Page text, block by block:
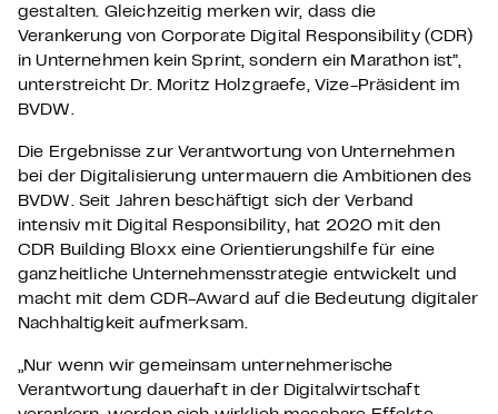
gestalten. Gleichzeitig merken wir, dass die
Verankerung von Corporate Digital Responsibility (CDR)
in Unternehmen kein Sprint, sondern ein Marathon ist”,
unterstreicht Dr. Moritz Holzgraefe, Vize-Präsident im
BVDW.
Die Ergebnisse zur Verantwortung von Unternehmen
bei der Digitalisierung untermauern die Ambitionen des
BVDW. Seit Jahren beschäftigt sich der Verband
intensiv mit Digital Responsibility, hat 2020 mit den
CDR Building Bloxx eine Orientierungshilfe für eine
ganzheitliche Unternehmensstrategie entwickelt und
macht mit dem CDR-Award auf die Bedeutung digitaler
Nachhaltigkeit aufmerksam.
„Nur wenn wir gemeinsam unternehmerische
Verantwortung dauerhaft in der Digitalwirtschaft